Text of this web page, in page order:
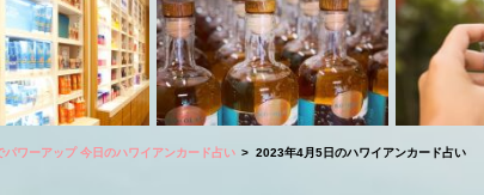
パワーアップ 今日のハワイアンカード占い 2023年4月5日のハワイアンカード占い